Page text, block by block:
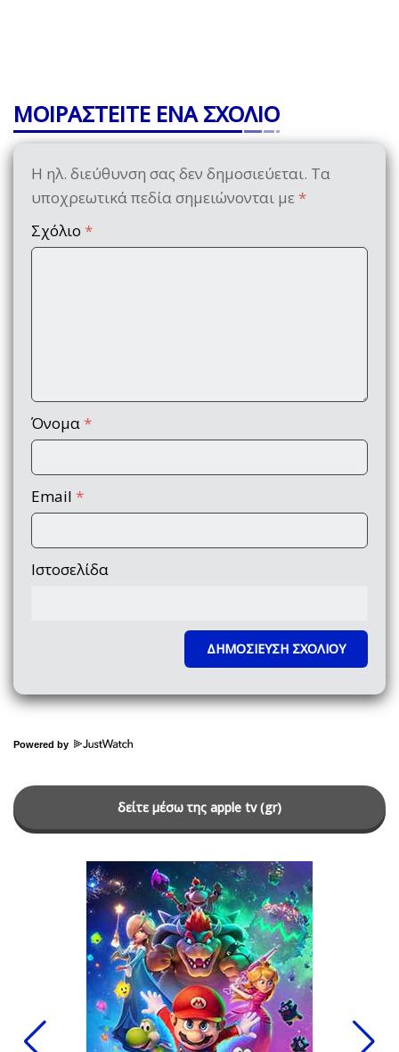
ΜΟΙΡΑΣΤΕΙΤΕ ΕΝΑ ΣΧΟΛΙΟ
Η ηλ. διεύθυνση σας δεν δημοσιεύεται. Τα
υποχρεωτικά πεδία σημειώνονται με *
Σχόλιο *
Όνομα *
Email *
Ιστοσελίδα
Powered by
δείτε μέσω της apple tv (gr)